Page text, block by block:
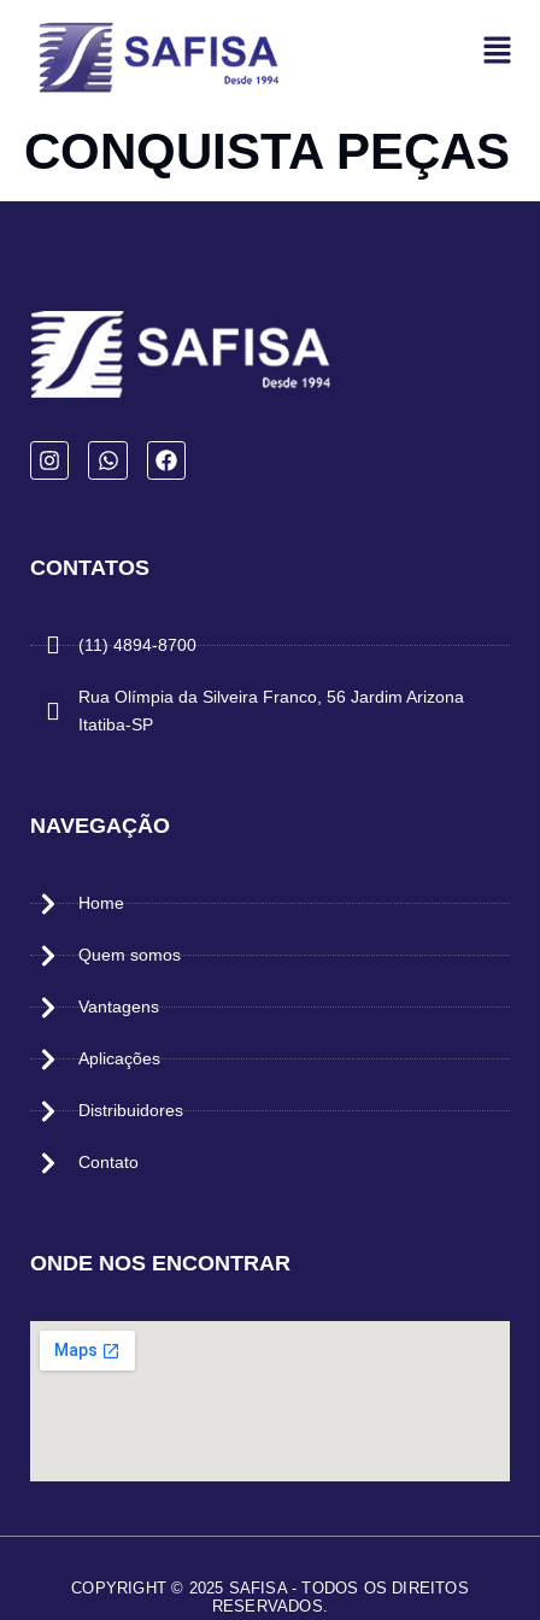
CONQUISTA PEÇAS
CONTATOS
(11) 4894-8700
Rua Olímpia da Silveira Franco, 56 Jardim Arizona
Itatiba-SP
NAVEGAÇÃO
Home
Quem somos
Vantagens
Aplicações
Distribuidores
Contato
ONDE NOS ENCONTRAR
COPYRIGHT © 2025 SAFISA - TODOS OS DIREITOS
RESERVADOS.